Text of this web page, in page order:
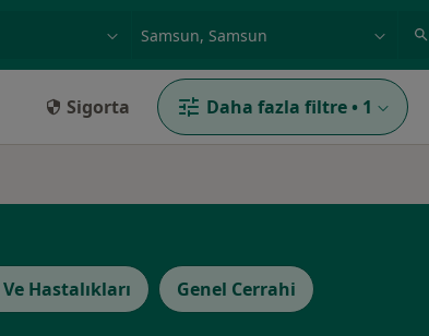
Sigorta Daha fazla filtre • 1
Hastalıkları Genel Cerrahi